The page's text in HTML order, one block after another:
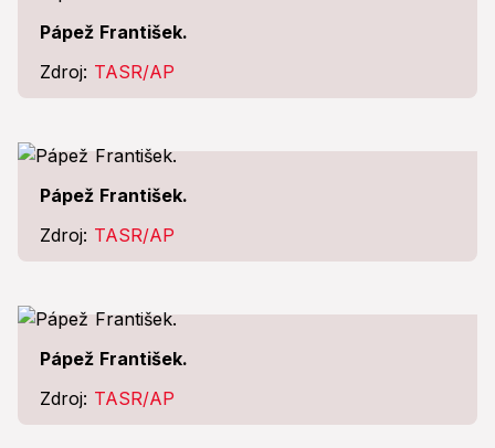
Pápež František.
Zdroj: TASR/AP
Pápež František.
Zdroj: TASR/AP
Pápež František.
Zdroj: TASR/AP